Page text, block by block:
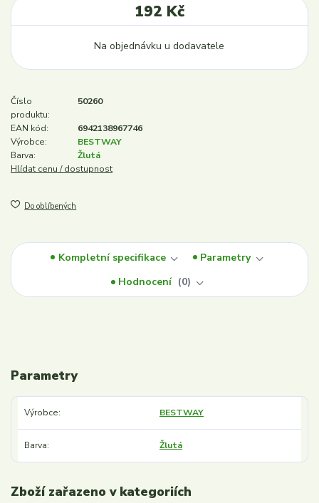
192 Kč
Na objednávku u dodavatele
Číslo
produktu:
50260
EAN kód:
6942138967746
Výrobce:
BESTWAY
Barva:
Žlutá
Hlídat cenu / dostupnost
Do oblíbených
Kompletní specifikace
Parametry
Hodnocení
0
Parametry
Výrobce BESTWAY
Barva Žlutá
Zboží zařazeno v kategoriích